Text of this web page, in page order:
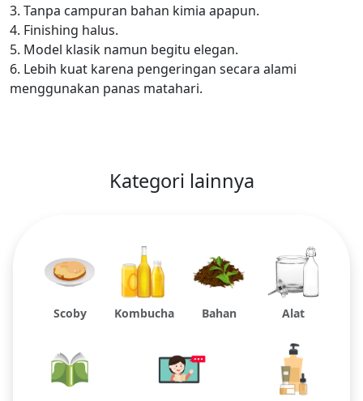
3. Tanpa campuran bahan kimia apapun.
4. Finishing halus.
5. Model klasik namun begitu elegan.
6. Lebih kuat karena pengeringan secara alami
menggunakan panas matahari.
Kategori lainnya
Scoby Kombucha Bahan Alat